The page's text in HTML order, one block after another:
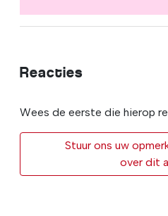
Reacties
Wees de eerste die hierop
Stuur ons uw
over dit